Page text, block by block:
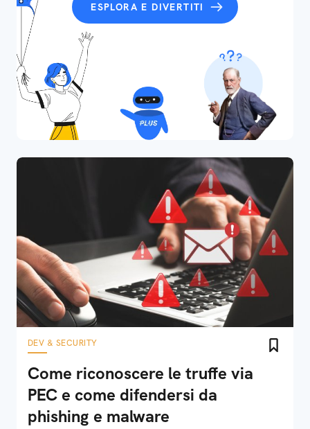
ESPLORA E DIVERTITI
DEV & SECURITY
Come riconoscere le truffe via
PEC e come difendersi da
phishing e malware